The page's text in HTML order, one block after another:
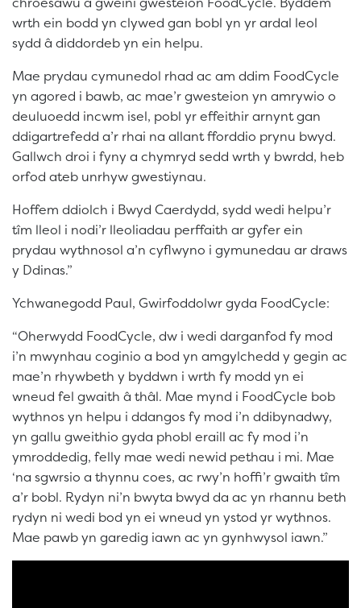
wrth ein bodd yn clywed gan bobl yn yr ardal leol
sydd â diddordeb yn ein helpu.
Mae prydau cymunedol rhad ac am ddim FoodCycle
yn agored i bawb, ac mae’r gwesteion yn amrywio o
deuluoedd incwm isel, pobl yr effeithir arnynt gan
ddigartrefedd a’r rhai na allant fforddio prynu bwyd.
Gallwch droi i fyny a chymryd sedd wrth y bwrdd, heb
orfod ateb unrhyw gwestiynau.
Hoffem ddiolch i Bwyd Caerdydd, sydd wedi helpu’r
tîm lleol i nodi’r lleoliadau perffaith ar gyfer ein
prydau wythnosol a’n cyflwyno i gymunedau ar draws
y Ddinas.”
Ychwanegodd Paul, Gwirfoddolwr gyda FoodCycle:
“Oherwydd FoodCycle, dw i wedi darganfod fy mod
i’n mwynhau coginio a bod yn amgylchedd y gegin ac
mae’n rhywbeth y byddwn i wrth fy modd yn ei
wneud fel gwaith â thâl. Mae mynd i FoodCycle bob
wythnos yn helpu i ddangos fy mod i’n ddibynadwy,
yn gallu gweithio gyda phobl eraill ac fy mod i’n
ymroddedig, felly mae wedi newid pethau i mi. Mae
‘na sgwrsio a thynnu coes, ac rwy’n hoffi’r gwaith tîm
a’r bobl. Rydyn ni’n bwyta bwyd da ac yn rhannu beth
rydyn ni wedi bod yn ei wneud yn ystod yr wythnos.
Mae pawb yn garedig iawn ac yn gynhwysol iawn.”